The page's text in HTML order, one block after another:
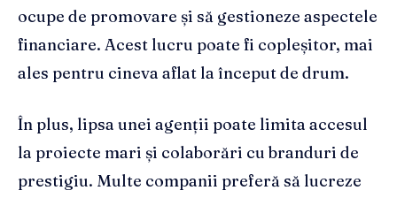
ocupe de promovare și să gestioneze aspectele
financiare. Acest lucru poate fi copleșitor, mai
ales pentru cineva aflat la început de drum.
În plus, lipsa unei agenții poate limita accesul
la proiecte mari și colaborări cu branduri de
prestigiu. Multe companii preferă să lucreze